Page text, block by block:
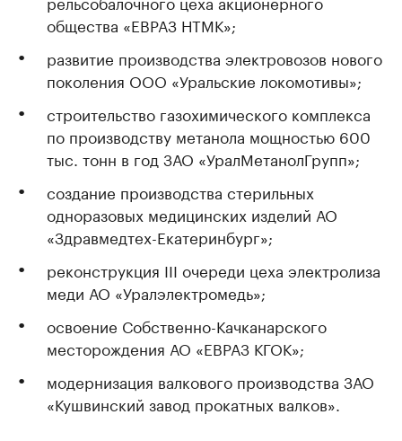
общества «ЕВРАЗ НТМК»;
развитие производства электровозов нового
поколения ООО «Уральские локомотивы»;
строительство газохимического комплекса
по производству метанола мощностью 600
тыс. тонн в год ЗАО «УралМетанолГрупп»;
создание производства стерильных
одноразовых медицинских изделий АО
«Здравмедтех-Екатеринбург»;
реконструкция III очереди цеха электролиза
меди АО «Уралэлектромедь»;
освоение Собственно-Качканарского
месторождения АО «ЕВРАЗ КГОК»;
модернизация валкового производства ЗАО
«Кушвинский завод прокатных валков».